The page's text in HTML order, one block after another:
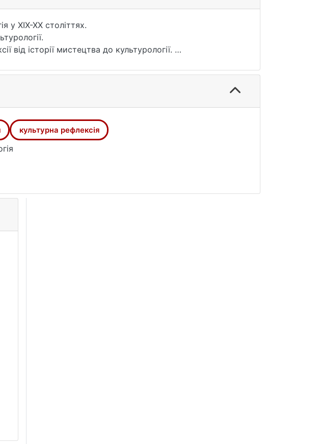
у XIX-XX століттях.
від історії мистецтва до культурології.
свідомості.
Розглянути перехід від історії мистецтва до
культурної спадщини та її інтерпретацію.
культурна рефлексія